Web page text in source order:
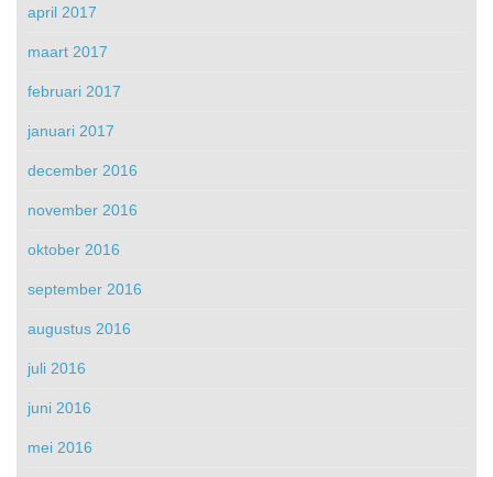
april 2017
maart 2017
februari 2017
januari 2017
december 2016
november 2016
oktober 2016
september 2016
augustus 2016
juli 2016
juni 2016
mei 2016